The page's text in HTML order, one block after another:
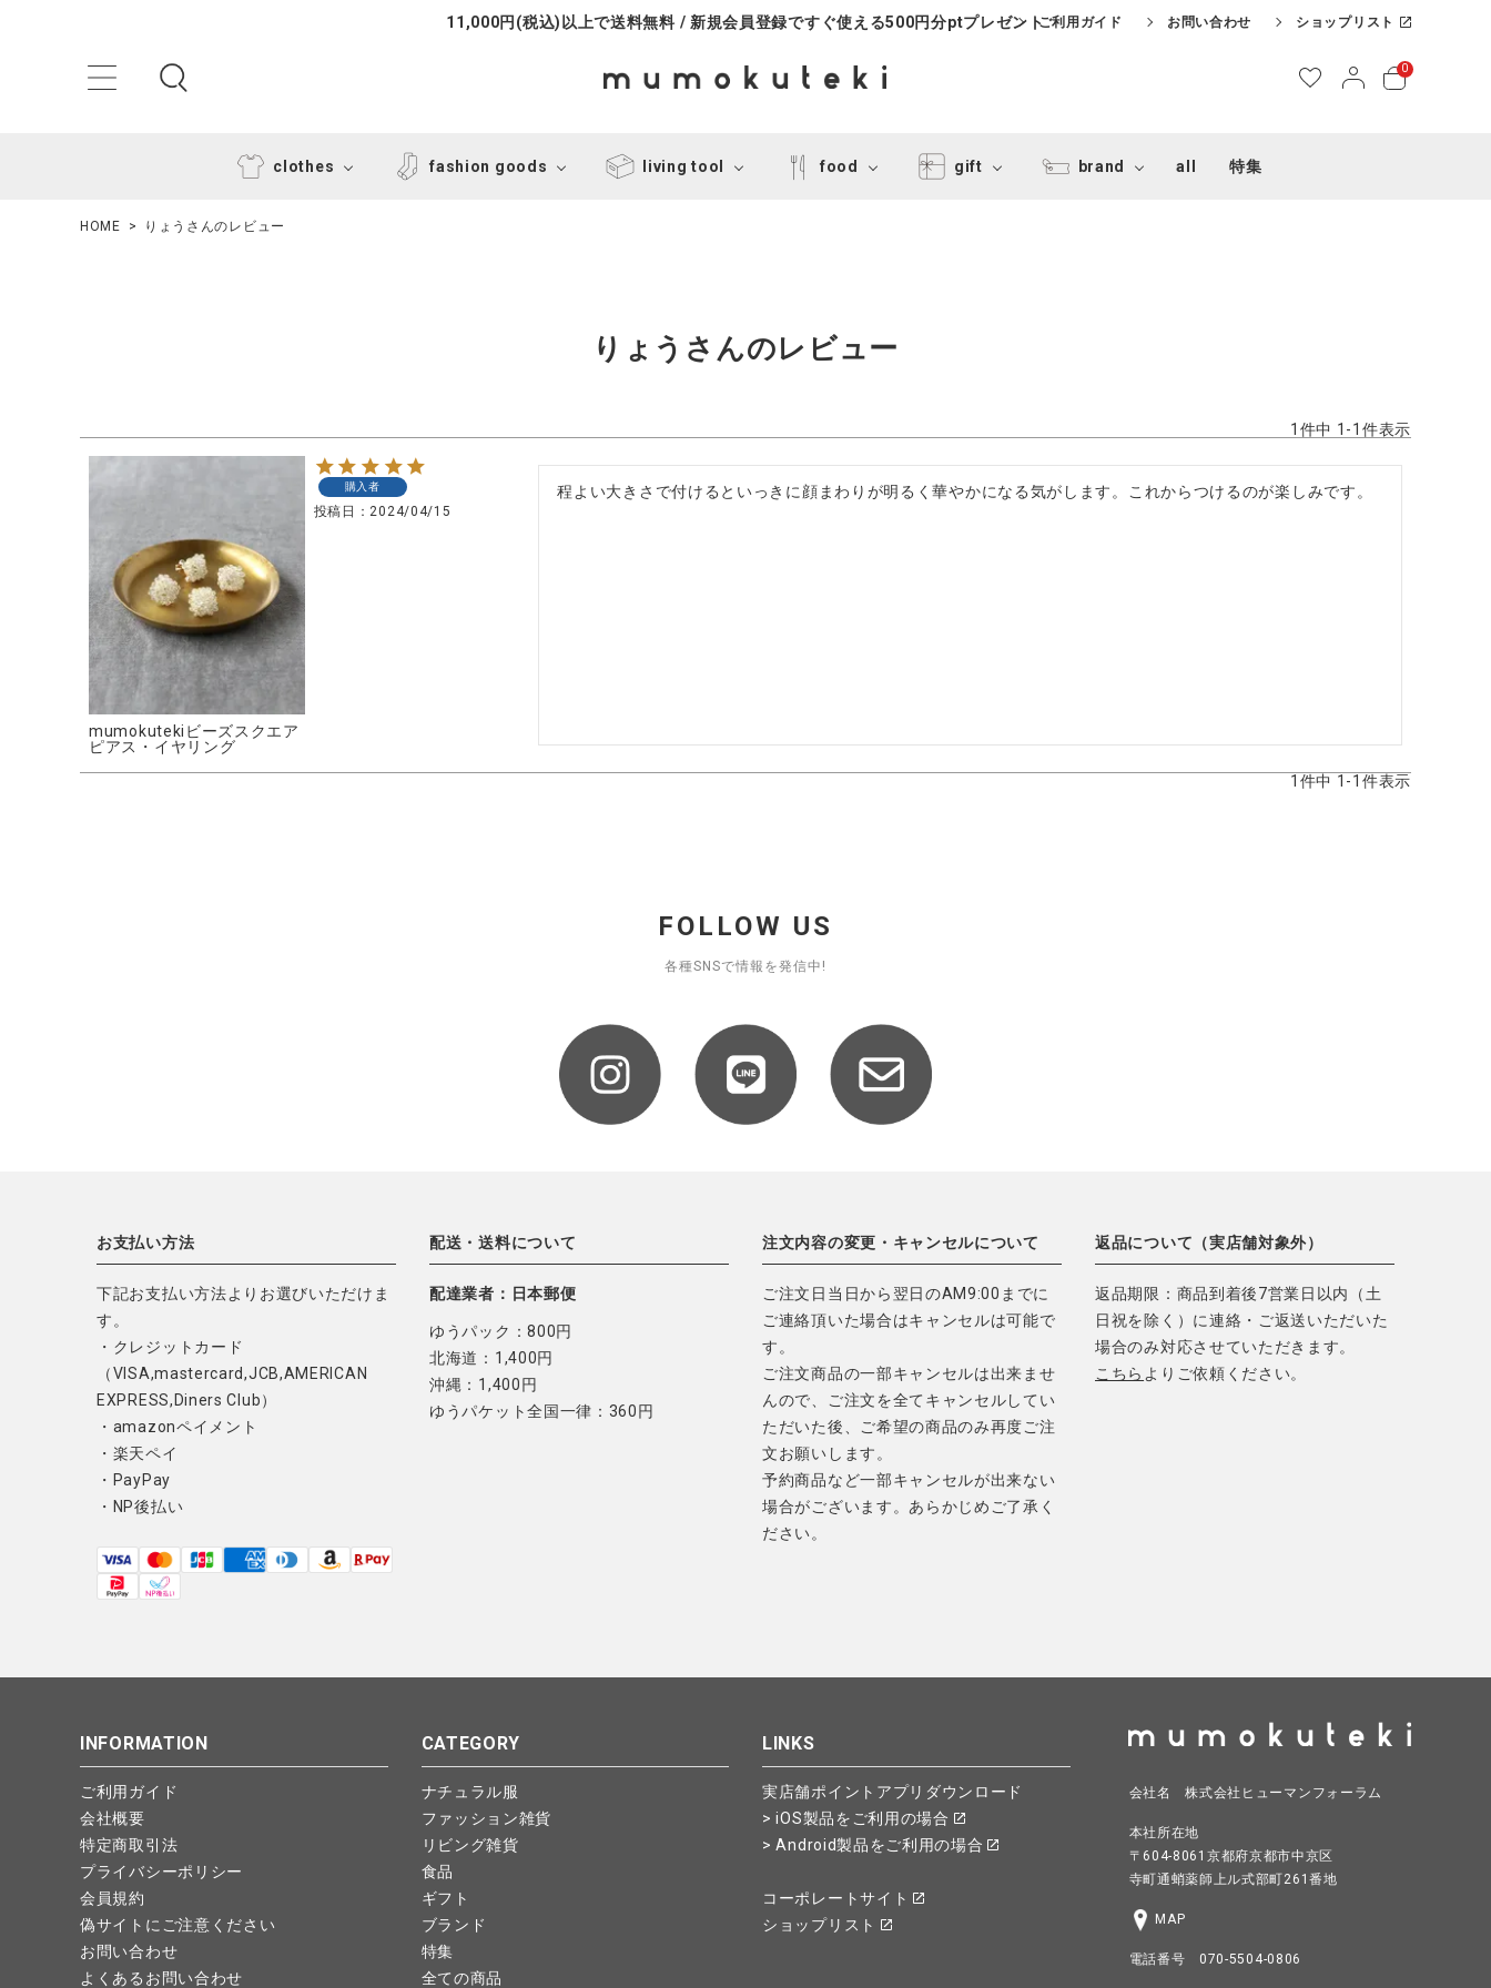
11,000円(税込)以上で送料無料 / 新規会員登録ですぐ使える500円分ptプレゼントご利用ガイド お問い合わせ ショップリスト
0
clothes fashion goods living tool food gift brand all 特集
CATEGORY
ナチュラル服
ファッション雑貨
お問い合わせ
ショップリスト
HOME りょうさんのレビュー
りょうさんのレビュー
1 件中 1 -1 件表示
mumokutekiビーズスクエア
ピアス・イヤリング
購入者
投稿日 2024/04/15
程よい大きさで付けるといっきに顔まわりが明るく華やかになる気がします。これからつけるのが楽しみです。
1 件中 1 -1 件表示
FOLLOW US
各種SNSで情報を発信中!
お支払い方法
下記お支払い方法よりお選びいただけま
す。
・クレジットカード
（VISA,mastercard,JCB,AMERICAN
EXPRESS,Diners Club）
・amazonペイメント
・楽天ペイ
・PayPay
・NP後払い
配送・送料について
配達業者：日本郵便
ゆうパック：800円
北海道：1,400円
沖縄：1,400円
ゆうパケット全国一律：360円
注文内容の変更・キャンセルについて
ご注文日当日から翌日のAM9:00までに
ご連絡頂いた場合はキャンセルは可能で
す。
ご注文商品の一部キャンセルは出来ませ
んので、ご注文を全てキャンセルしてい
ただいた後、ご希望の商品のみ再度ご注
文お願いします。
予約商品など一部キャンセルが出来ない
場合がございます。あらかじめご了承く
ださい。
返品について（実店舗対象外）
返品期限：商品到着後7営業日以内（土
日祝を除く）に連絡・ご返送いただいた
場合のみ対応させていただきます。
こちら よりご依頼ください。
INFORMATION
ご利用ガイド
会社概要
特定商取引法
プライバシーポリシー
会員規約
偽サイトにご注意ください
お問い合わせ
よくあるお問い合わせ
CATEGORY
ナチュラル服
ファッション雑貨
リビング雑貨
食品
ギフト
ブランド
特集
全ての商品
LINKS
実店舗ポイントアプリダウンロード
> iOS製品をご利用の場合
> Android製品をご利用の場合
コーポレートサイト
ショップリスト
会社名 株式会社ヒューマンフォーラム
本社所在地
〒604-8061京都府京都市中京区
寺町通蛸薬師上ル式部町261番地
MAP
電話番号 070-5504-0806